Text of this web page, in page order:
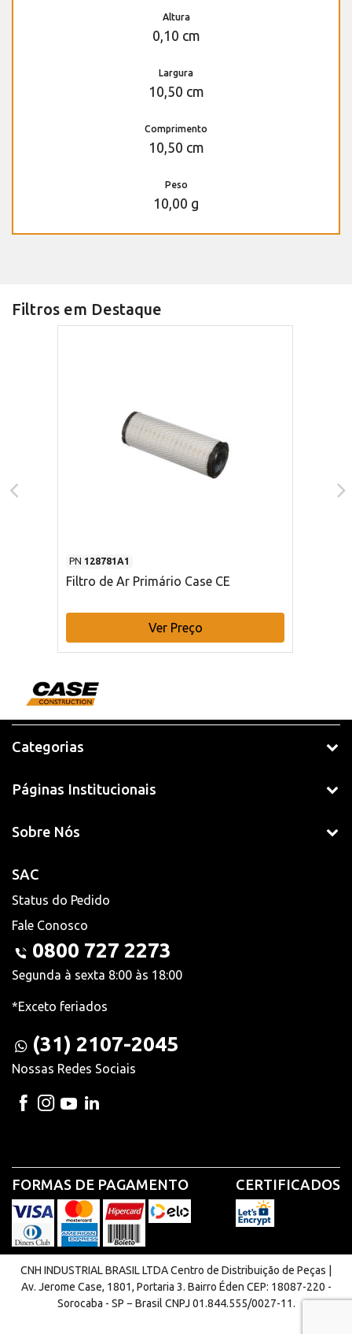
Altura
0,10 cm
Largura
10,50 cm
Comprimento
10,50 cm
Peso
10,00 g
Filtros em Destaque
PN 128781A1
Filtro de Ar Primário Case CE
Ver Preço
Categorias
Páginas Institucionais
Sobre Nós
SAC
Status do Pedido
Fale Conosco
0800 727 2273
Segunda à sexta 8:00 às 18:00
*Exceto feriados
(31) 2107-2045
Nossas Redes Sociais
FORMAS DE PAGAMENTO CERTIFICADOS
CNH INDUSTRIAL BRASIL LTDA Centro de Distribuição de Peças |
Av. Jerome Case, 1801, Portaria 3. Bairro Éden CEP: 18087-220 -
Sorocaba - SP − Brasil CNPJ 01.844.555/0027-11.